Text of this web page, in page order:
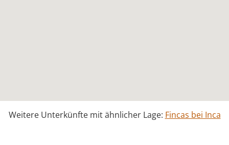
Weitere Unterkünfte mit ähnlicher Lage: Fincas bei Inca